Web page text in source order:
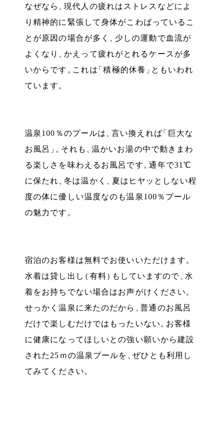
なぜなら 、
現代人の疲れはストレスなどによ
り精神的に緊張して身体がこわばっているこ
とが原因の場合が多く
、少しの運動で血流が
よくなり
、
かえって疲れがとれるケースが多
いからです 。これは「積極的休養 」ともいわれ
ています 。
温泉100％のプールは 、
言い換えれば「 巨大な
お風呂 」。それも 、
温かいお湯の中で動きまわ
る楽しさを味わえるお風呂です 。通年で31℃
に保たれ 、
冬は温かく 、夏はヒヤッとしない程
度の体に優しい温度なのも温泉100％プール
の魅力です 。
宿泊のお客様は無料でお使いいただけます 。
水着は貸し出し（ 有料）もしていますので 、水
着をお持ちでない場合はお声がけください 。
せっかく温泉に来たのだから
、
普通のお風呂
だけで楽しむだけではもったいない 。お客様
に健康になってほしいとの強い願いから建設
された25ｍの温泉プールを
、
ぜひとも利用し
てみてください 。